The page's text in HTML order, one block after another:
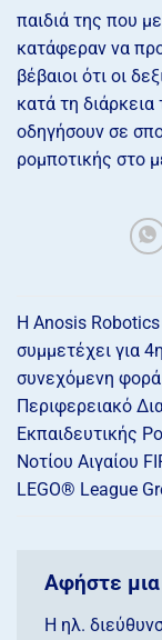
παιδιά της που
κατάφεραν να
βέβαιοι ότι οι
κατά τη
οδηγήσουν σε
ρομποτικής στο
H Anosis
συμμετέχει για 4η
συνεχόμενη
Περιφερειακό
Εκπαιδευτικής
Νοτίου Αιγαίου
LEGO® League
Αφήστε
Η ηλ.